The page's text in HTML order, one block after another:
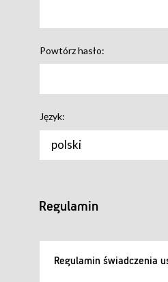
Powtórz hasło:
Język:
polski
Regulamin
Regulamin świadczenia